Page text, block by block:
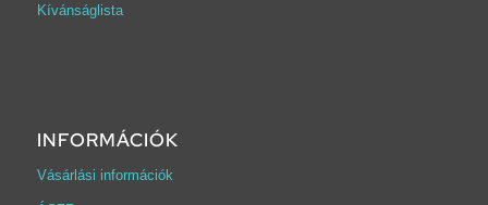
Kívánságlista
INFORMÁCIÓK
Vásárlási információk